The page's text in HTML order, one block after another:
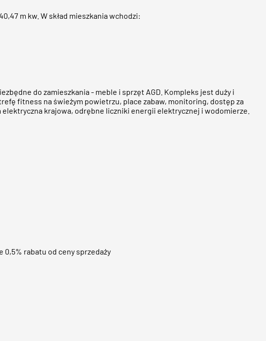
m kw. W skład mieszkania wchodzi:
do zamieszkania - meble i sprzęt AGD. Kompleks jest duży i
fitness na świeżym powietrzu, place zabaw, monitoring, dostęp za
krajowa, odrębne liczniki energii elektrycznej i wodomierze.
rabatu od ceny sprzedaży